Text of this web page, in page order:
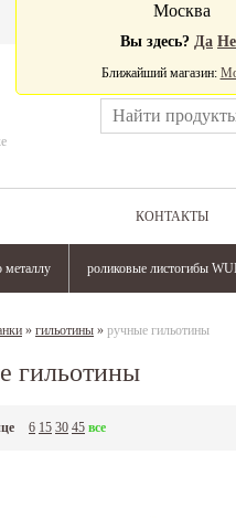
КОНТАКТЫ
роликовые листогибы
Москва
Вы здесь? Да
Ближайший магазин:
» гильотины » ручные гильотины
гильотины
6 15 30 45 все